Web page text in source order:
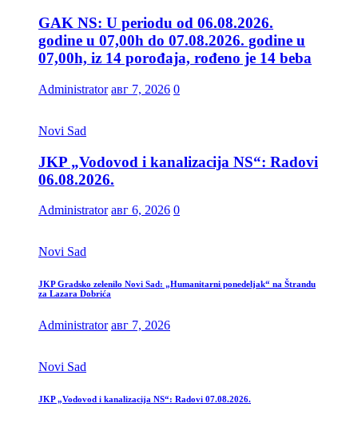
GAK NS: U periodu od 06.08.2026.
godine u 07,00h do 07.08.2026. godine u
07,00h, iz 14 porođaja, rođeno je 14 beba
Administrator авг 7, 2026 0
Novi Sad
JKP „Vodovod i kanalizacija NS“: Radovi
06.08.2026.
Administrator авг 6, 2026 0
Novi Sad
JKP Gradsko zelenilo Novi Sad: „Humanitarni ponedeljak“ na Štrandu
za Lazara Dobrića
Administrator авг 7, 2026
Novi Sad
JKP „Vodovod i kanalizacija NS“: Radovi 07.08.2026.